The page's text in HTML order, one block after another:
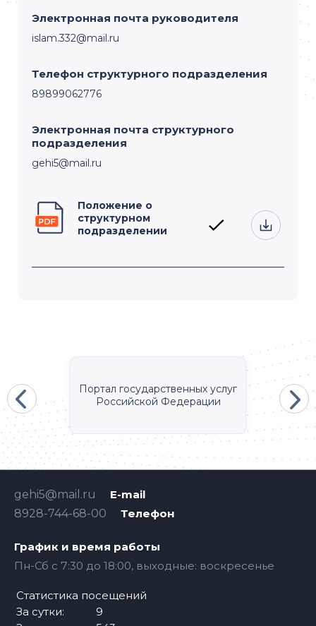
Электронная почта руководителя
islam.332@mail.ru
Телефон структурного подразделения
89899062776
Электронная почта структурного
подразделения
gehi5@mail.ru
Положение о
структурном
подразделении
Портал государственных услуг
Российской Федерации
E-mail
gehi5@mail.ru
Телефон
8928-744-68-00
График и время работы
Пн-Сб с 7:30 до 18:00, выходные: воскресенье
Статистика посещений
За сутки:
9